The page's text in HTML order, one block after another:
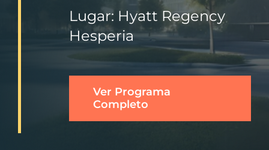
Lugar: Hyatt Regency
Hesperia
Ver Programa
Completo